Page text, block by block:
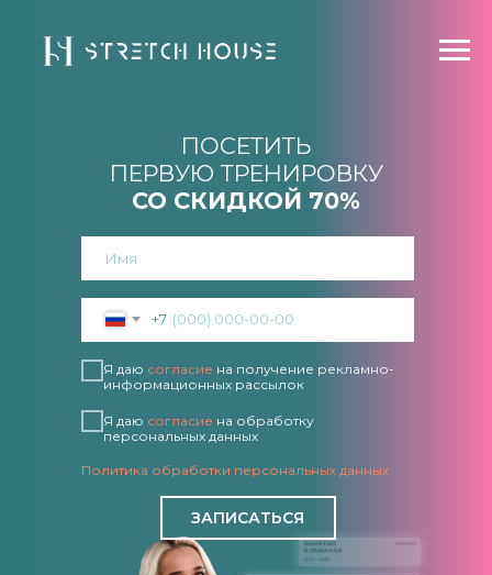
+7
Я даю согласие на получение рекламно-
информационных рассылок
Я даю согласие на обработку
персональных данных
Политика обработки персональных данных
ЗАПИСАТЬСЯ
ПОСЕТИТЬ
ПЕРВУЮ ТРЕНИРОВКУ
СО СКИДКОЙ 70%